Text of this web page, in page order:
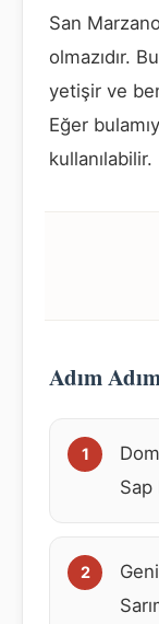
San
olmazıdır.
yetişir ve
Eğer
kullanılabilir.
Adım
Sap